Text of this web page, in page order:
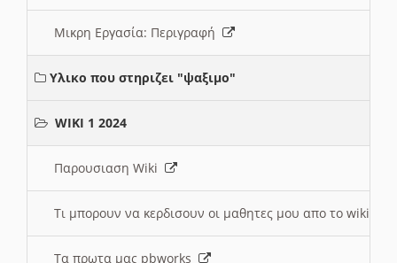
Μικρη Εργασία: Περιγραφή
Υλικο που στηριζει "ψαξιμο"
WIKI 1 2024
Παρουσιαση Wiki
Τι μπορουν να κερδισουν οι μαθητες μου απο το wiki
Τα πρωτα μας pbworks